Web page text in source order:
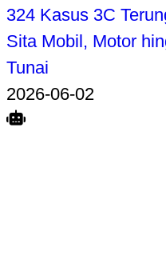
324 Kasus 3C
Sita Mobil, Motor
Tunai
2026-06-02